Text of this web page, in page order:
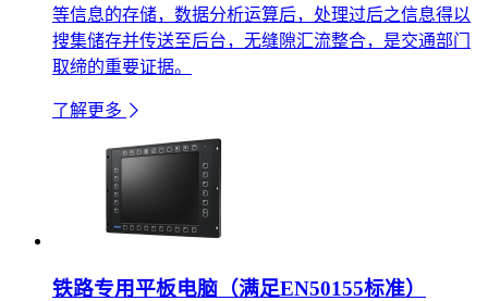
等信息的存储，数据分析运算后，处理过后之信息得以
搜集储存并传送至后台，无缝隙汇流整合，是交通部门
取缔的重要证据。
了解更多
铁路专用平板电脑（满足EN50155标准）